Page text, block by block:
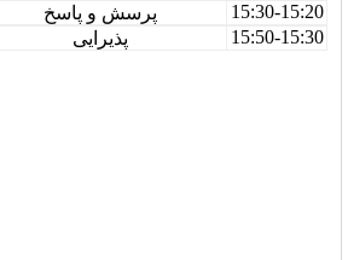
پرسش و پاسخ Q & A
پذیرایی
Tea Break